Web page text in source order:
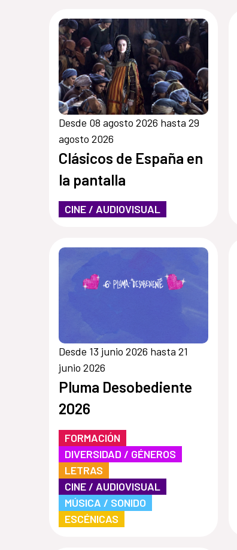
Desde 08 agosto 2026 hasta 29
agosto 2026
Clásicos de España en
la pantalla
CINE / AUDIOVISUAL
Desde 13 junio 2026 hasta 21
junio 2026
Pluma Desobediente
2026
FORMACIÓN
DIVERSIDAD / GÉNEROS
LETRAS
CINE / AUDIOVISUAL
MÚSICA / SONIDO
ESCÉNICAS